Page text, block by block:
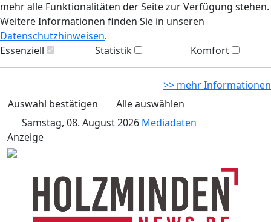
mehr alle Funktionalitäten der Seite zur Verfügung stehen.
Weitere Informationen finden Sie in unseren
Datenschutzhinweisen.
Essenziell
Statistik Komfort
>> mehr Informationen
Auswahl bestätigen
Alle auswählen
Samstag, 08. August 2026 Mediadaten
Anzeige